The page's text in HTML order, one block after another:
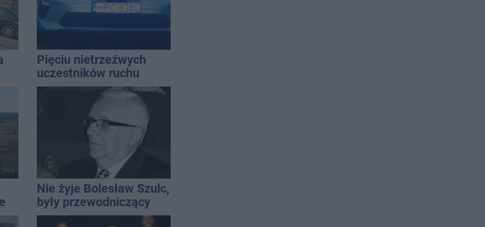
Pięciu nietrzeźwych
uczestników ruchu
wpadło w ręce policji.
Rekordzista miał 2,6
Nie żyje Bolesław Szulc,
były przewodniczący
Rady Miejskiej i